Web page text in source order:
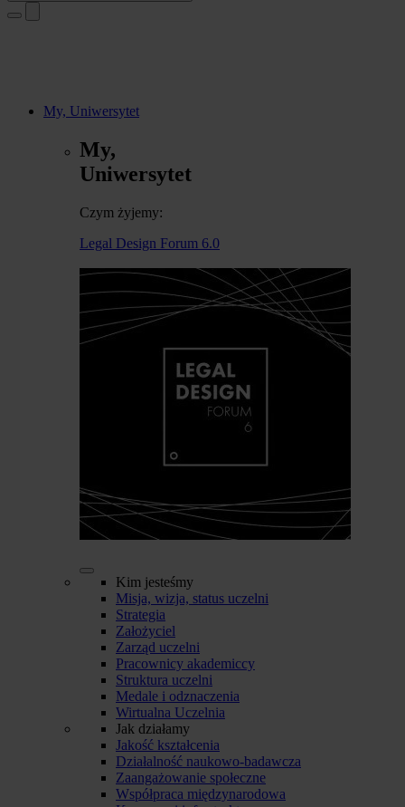
My, Uniwersytet
My,
Uniwersytet
Czym żyjemy:
Legal Design Forum 6.0
Kim jesteśmy
Misja, wizja, status uczelni
Strategia
Założyciel
Zarząd uczelni
Pracownicy akademiccy
Struktura uczelni
Medale i odznaczenia
Wirtualna Uczelnia
Jak działamy
Jakość kształcenia
Działalność naukowo-badawcza
Zaangażowanie społeczne
Współpraca międzynarodowa